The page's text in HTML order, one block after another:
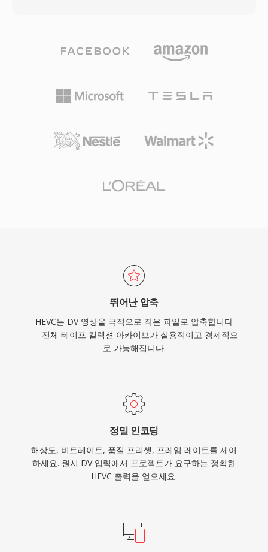
걸쳐 독립 영화 제작자, 저널리스트, 이벤트 촬영
기사를 위한 주요 기록 매체가 되었으며, 신뢰할
셋 필터링, 타일 및 웨이브프론트 병렬 처리를 포
HEVC는 320x240부터 8192x4320(8K UHD)까지
의 해상도를 지원하여, 새롭게 등장하는 디스플레
폭이 제한된 채널에서 4K 및 HDR 콘텐츠의 효율
은 iOS 11부터 HEVC를 iOS 기기의 기본 녹화 형
관심을 불러일으켰지만, HEVC는 전 세계 방송 인
프라와 소비자 전자기기에 깊이 뿌리내리고 있습
뛰어난 압축
HEVC는 DV 영상을 극적으로 작은 파일로 압축합니다
— 전체 테이프 컬렉션 아카이브가 실용적이고 경제적으
로 가능해집니다.
정밀 인코딩
해상도, 비트레이트, 품질 프리셋, 프레임 레이트를 제어
하세요. 원시 DV 입력에서 프로젝트가 요구하는 정확한
HEVC 출력을 얻으세요.